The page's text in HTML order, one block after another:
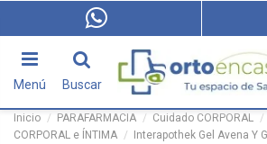
Menú Buscar
Inicio PARAFARMACIA Cuidado CORPORAL
CORPORAL e ÍNTIMA
Interapothek Gel Avena Y